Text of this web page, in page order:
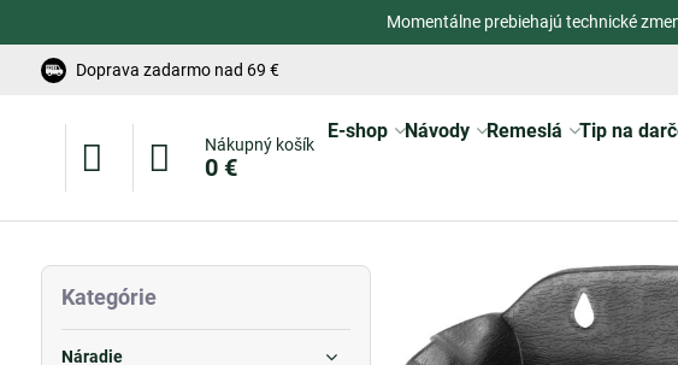
Momentálne prebiehajú technické
Doprava zadarmo nad 69 €
Nákupný košík
0 €
E-shop Návody Remeslá Tip na
Kategórie
Náradie